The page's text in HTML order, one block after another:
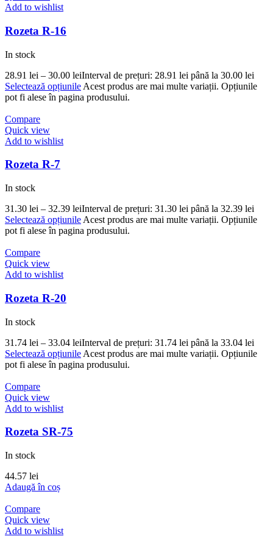
Add to wishlist
Rozeta R-16
In stock
28.91 lei – 30.00 leiInterval de prețuri: 28.91 lei până la 30.00 lei
Selectează opțiunile Acest produs are mai multe variații. Opțiunile
pot fi alese în pagina produsului.
Compare
Quick view
Add to wishlist
Rozeta R-7
In stock
31.30 lei – 32.39 leiInterval de prețuri: 31.30 lei până la 32.39 lei
Selectează opțiunile Acest produs are mai multe variații. Opțiunile
pot fi alese în pagina produsului.
Compare
Quick view
Add to wishlist
Rozeta R-20
In stock
31.74 lei – 33.04 leiInterval de prețuri: 31.74 lei până la 33.04 lei
Selectează opțiunile Acest produs are mai multe variații. Opțiunile
pot fi alese în pagina produsului.
Compare
Quick view
Add to wishlist
Rozeta SR-75
In stock
44.57 lei
Adaugă în coș
Compare
Quick view
Add to wishlist